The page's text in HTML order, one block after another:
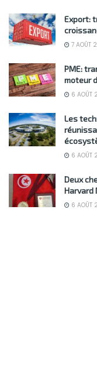
Export:
7 AOÛT
PME:
moteur
6 AOÛT
Les
6 AOÛT
Deux
Harvard
6 AOÛT